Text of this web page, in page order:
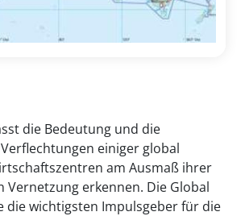
die Bedeutung und die
einiger global
am Ausmaß ihrer
Vernetzung erkennen. Die Global
die wichtigsten Impulsgeber für die